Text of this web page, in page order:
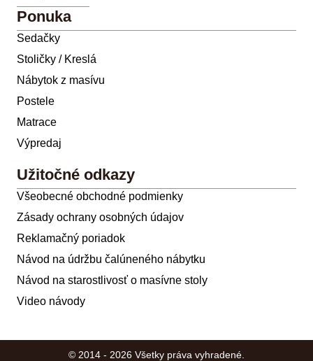
Ponuka
Sedačky
Stoličky / Kreslá
Nábytok z masívu
Postele
Matrace
Výpredaj
Užitočné odkazy
Všeobecné obchodné podmienky
Zásady ochrany osobných údajov
Reklamačný poriadok
Návod na údržbu čalúneného nábytku
Návod na starostlivosť o masívne stoly
Video návody
© 2014 - 2026 Všetky práva vyhradené.